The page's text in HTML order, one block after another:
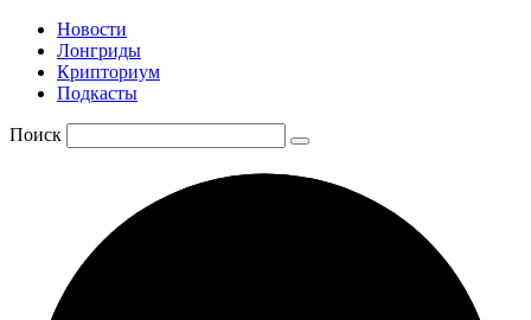
Новости
Лонгриды
Крипториум
Подкасты
Поиск